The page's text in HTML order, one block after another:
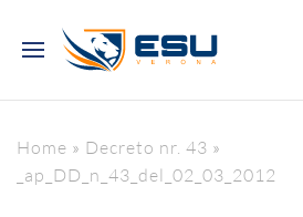
Home » Decreto nr. 43 »
_ap_DD_n_43_del_02_03_2012